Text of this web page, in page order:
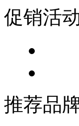
促销活
推荐品